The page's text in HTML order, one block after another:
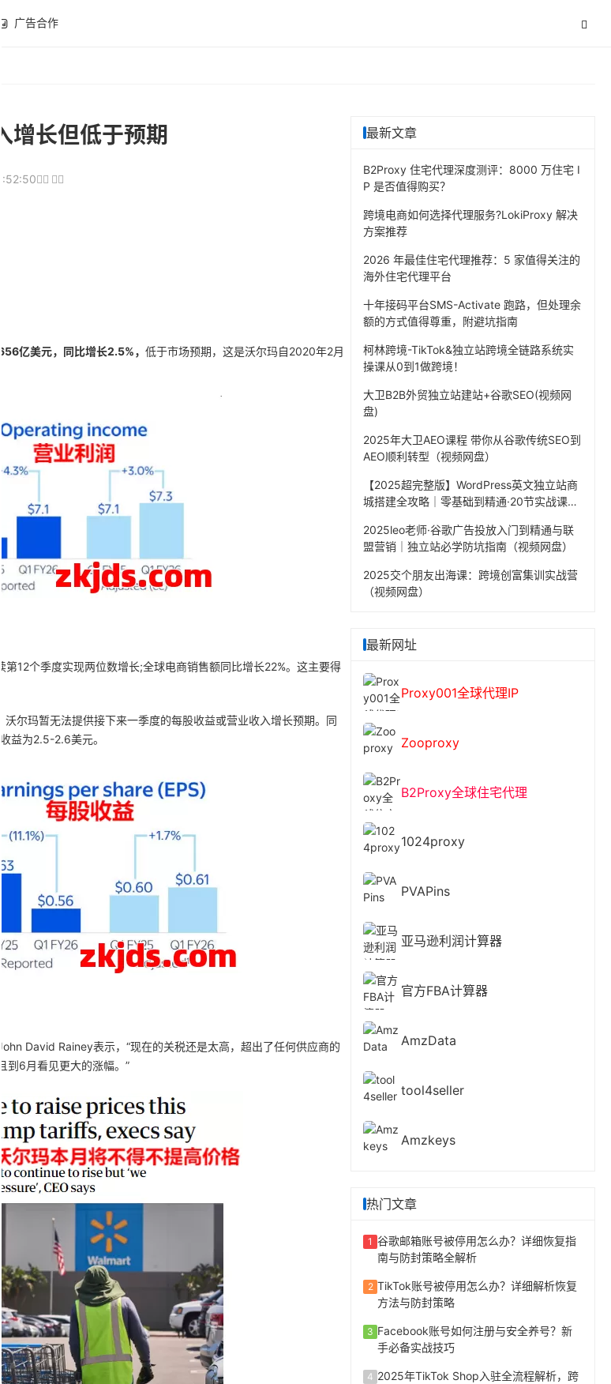
广告合作
增长但低于预期
亿美元，同比增长2.5%， 低于市场预期，这是沃尔玛自2020年2月
第12个季度实现两位数增长;全球电商销售额同比增长22%。这主要得
尔玛暂无法提供接下来一季度的每股收益或营业收入增长预期。同
益为2.5-2.6美元。
David Rainey表示，“现在的关税还是太高，超出了任何供应商的
到6月看见更大的涨幅。”
最新文章
B2Proxy 住宅代理深度测评：8000 万住宅 I
P 是否值得购买？
跨境电商如何选择代理服务?LokiProxy 解决
方案推荐
2026 年最佳住宅代理推荐：5 家值得关注的
海外住宅代理平台
十年接码平台SMS-Activate 跑路，但处理余
额的方式值得尊重，附避坑指南
柯林跨境-TikTok&独立站跨境全链路系统实
操课从0到1做跨境！
大卫B2B外贸独立站建站+谷歌SEO(视频网
盘)
2025年大卫AEO课程 带你从谷歌传统SEO到
AEO顺利转型（视频网盘）
【2025超完整版】WordPress英文独立站商
城搭建全攻略｜零基础到精通·20节实战课程
2025leo老师·谷歌广告投放入门到精通与联
盟营销｜独立站必学防坑指南（视频网盘）
2025交个朋友出海课：跨境创富集训实战营
（视频网盘）
最新网址
Proxy001全球代理IP
Zooproxy
B2Proxy全球住宅代理
1024proxy
PVAPins
亚马逊利润计算器
官方FBA计算器
AmzData
tool4seller
Amzkeys
热门文章
1 谷歌邮箱账号被停用怎么办？详细恢复指
南与防封策略全解析
2 TikTok账号被停用怎么办？详细解析恢复
方法与防封策略
3 Facebook账号如何注册与安全养号？新
手必备实战技巧
4 2025年TikTok Shop入驻全流程解析，跨